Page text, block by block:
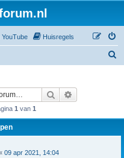
YouTube Huisregels
Zoek
1 van 1
09 apr 2021, 14:04